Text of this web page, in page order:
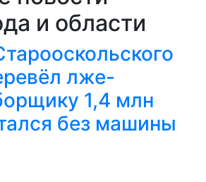
и области
лже-
1,4 млн
без машины